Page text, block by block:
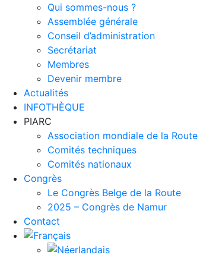
Qui sommes-nous ?
Assemblée générale
Conseil d’administration
Secrétariat
Membres
Devenir membre
Actualités
INFOTHÈQUE
PIARC
Association mondiale de la Route
Comités techniques
Comités nationaux
Congrès
Le Congrès Belge de la Route
2025 – Congrès de Namur
Contact